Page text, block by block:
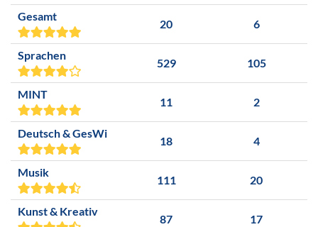
Gesamt
20 6
Sprachen
529 105
MINT
11 2
Deutsch & GesWi
18 4
Musik
111 20
Kunst & Kreativ
87 17